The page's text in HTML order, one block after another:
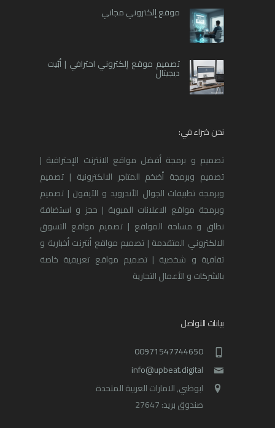
موقع إلكتروني مجاني
تصميم موقع إلكتروني احترافي | أبّيت
ديجيتال
نحن خبراء في:
تصميم و برمجة أفضل مواقع الانترنت الإحترافية |
تصميم وبرمجة أضخم المتاجر الالكترونية | تصميم
وبرمجة تطبيقات الجوال الأندرويد و الآيفون | تصميم
وبرمجة مواقع الاعلانات المبوبة | حجز و استضافة
نطاق و مساحة المواقع | تصميم مواقع التسوق
الالكتروني المتقدمة | تصميم مواقع أنترنت أخبارية و
ثقافية و شخصية | تصميم مواقع تعريفية خاصة
بالشركات و الأعمال التجارية
بيانات التواصل
00971547744650
info@upbeat.digital
ابوظبي, الامارات العربية المتحدة
صندوق بريد: 27647